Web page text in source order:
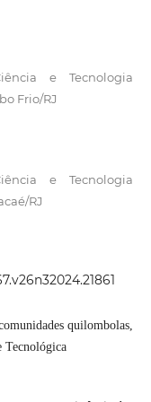
e Tecnologia
Frio/RJ
e Tecnologia
RJ
quilombolas,
Tecnológica